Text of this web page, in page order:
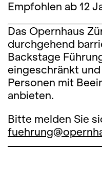
Empfohlen ab 12
Das Opernhaus
durchgehend
Backstage
eingeschränkt
Personen mit
anbieten.
Bitte melden Sie